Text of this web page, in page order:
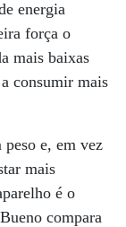
energia
força o
mais baixas
consumir mais
peso e, em vez
mais
é o
compara